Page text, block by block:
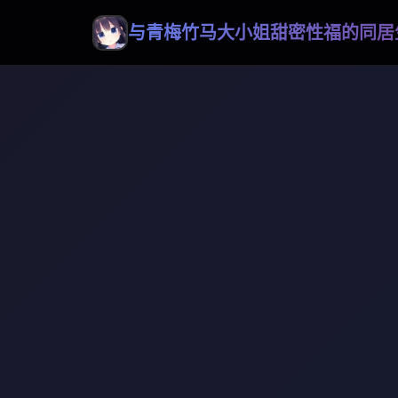
与青梅竹马大小姐甜密性福的同